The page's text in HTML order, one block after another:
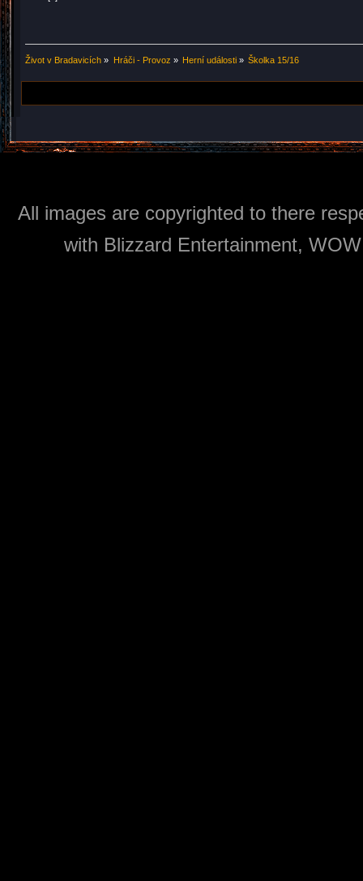
Život v Bradavicích » Hráči - Provoz » Herní události» Školka 15/16
All images are copyrighted to there
with Blizzard Entertainment,